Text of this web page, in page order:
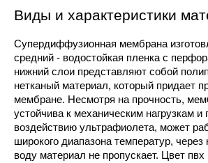
Виды и характеристики
Супердиффузионная мембрана
средний - водостойкая пленка с
нижний слои представляют собой
нетканый материал, который придает
мембране. Несмотря на прочность,
устойчива к механическим нагрузкам
воздействию ультрафиолета, может
широкого диапазона температур, через
воду материал не пропускает. Цвет